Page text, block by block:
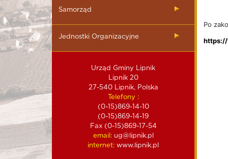
Samorząd
Jednostki Organizacyjne
Urząd Gminy Lipnik
Lipnik 20
27-540 Lipnik, Polska
Telefony :
(0-15)869-14-10
(0-15)869-14-19
Fax (0-15)869-17-54
email:ug@lipnik.pl
internet: www.lipnik.pl
Po